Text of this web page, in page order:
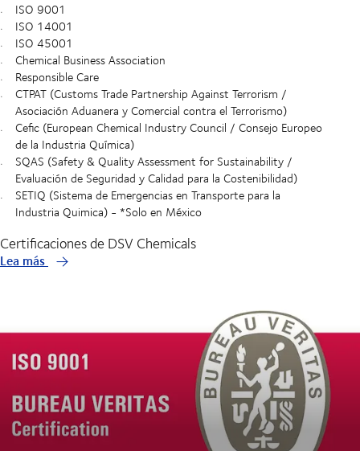
ISO 9001
ISO 14001
ISO 45001
Chemical Business Association
Responsible Care
CTPAT (Customs Trade Partnership Against Terrorism /
Asociación Aduanera y Comercial contra el Terrorismo)
Cefic (European Chemical Industry Council / Consejo Europeo
de la Industria Química)
SQAS (Safety & Quality Assessment for Sustainability /
Evaluación de Seguridad y Calidad para la Costenibilidad)
SETIQ (Sistema de Emergencias en Transporte para la
Industria Quimica) - *Solo en México
Certificaciones de DSV Chemicals
Lea más